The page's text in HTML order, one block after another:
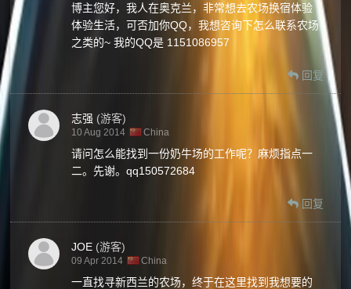
博主您好，我人在奥克兰，非常想去农场换宿体验
体验生活，可否加你QQ，我想咨询下怎么联系农场
之类的~ 我的QQ是 1151086957
回复
志强 (游客)
10 Aug 2014 China
请问怎么能找到一份奶牛场的工作呢？麻烦指点一
二。先谢。qq150572684
回复
JOE (游客)
09 Apr 2014 China
一直找寻新西兰的农场，终于在这里找到我想要的